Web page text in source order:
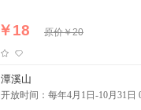
￥18 原价￥20
潭溪山
开放时间：每年4月1日-10月31日